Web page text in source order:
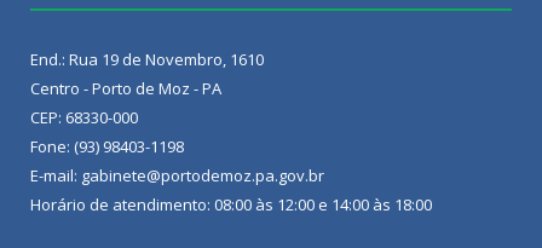
End.: Rua 19 de Novembro, 1610
Centro - Porto de Moz - PA
CEP: 68330-000
Fone: (93) 98403-1198
E-mail: gabinete@portodemoz.pa.gov.br
Horário de atendimento: 08:00 às 12:00 e 14:00 às 18:00